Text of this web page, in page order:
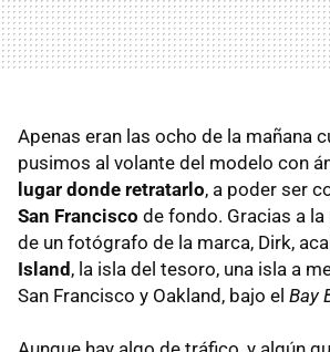
Apenas eran las ocho de la mañana
pusimos al volante del modelo con
lugar donde retratarlo, a poder ser
San Francisco de fondo. Gracias a
de un fotógrafo de la marca, Dirk,
Island, la isla del tesoro, una isla a
San Francisco y Oakland, bajo el Bay